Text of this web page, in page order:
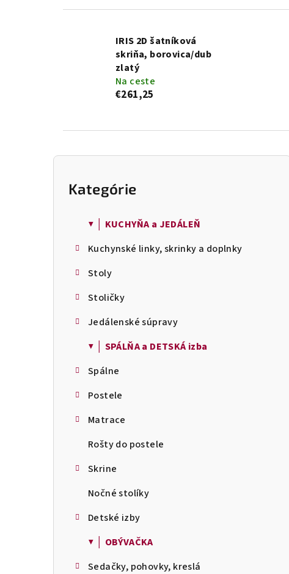
IRIS 2D šatníková
skriňa, borovica/dub
zlatý
Na ceste
€261,25
B
Preskočiť
kategórie
Kategórie
▼ │ KUCHYŇA a JEDÁLEŇ
Kuchynské linky, skrinky a doplnky
Stoly
Stoličky
Jedálenské súpravy
▼ │ SPÁLŇA a DETSKÁ izba
Spálne
Postele
Matrace
Rošty do postele
Skrine
Nočné stolíky
Detské izby
▼ │ OBÝVAČKA
Sedačky, pohovky, kreslá